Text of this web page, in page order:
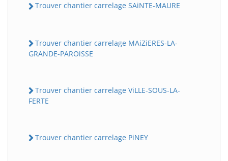
Trouver chantier carrelage SAiNTE-MAURE
Trouver chantier carrelage MAiZiERES-LA-
GRANDE-PAROiSSE
Trouver chantier carrelage ViLLE-SOUS-LA-
FERTE
Trouver chantier carrelage PiNEY